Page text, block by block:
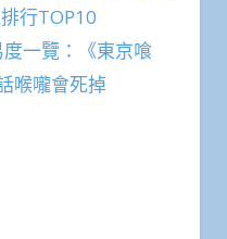
行TOP10
一覽：《東京喰
喉嚨會死掉